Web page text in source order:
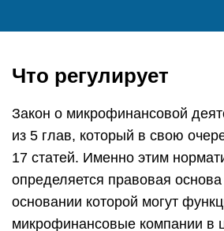
Что регулирует
Закон о микрофинансовой
из 5 глав, который в свою
17 статей. Именно этим
определяется правовая
основании которой могут
микрофинансовые компании в